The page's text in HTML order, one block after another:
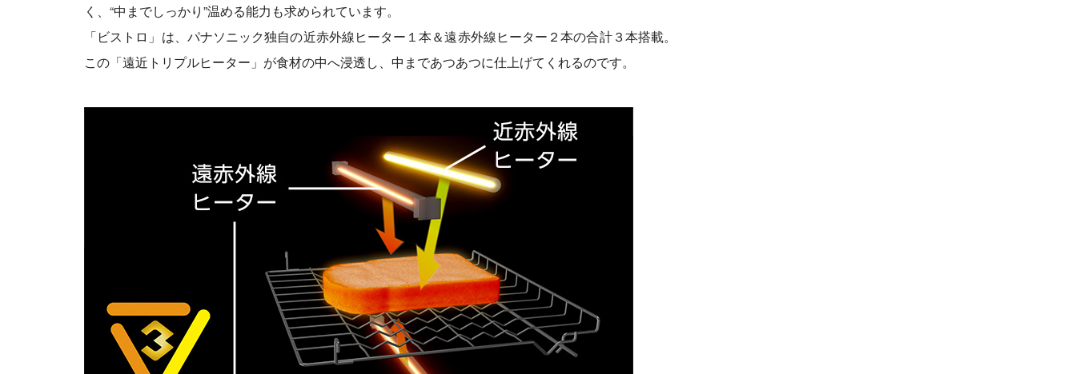
く、“中までしっかり”温める能力も求められています。
「ビストロ」は、パナソニック独自の近赤外線ヒーター１本＆遠赤外線ヒーター２本の合計３本搭載。
この「遠近トリプルヒーター」が食材の中へ浸透し、中まであつあつに仕上げてくれるのです。